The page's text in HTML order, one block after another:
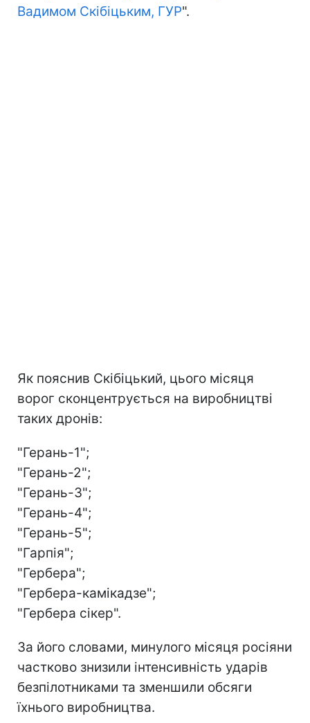
Вадимом Скібіцьким, ГУР".
Як пояснив Скібіцький, цього місяця
ворог сконцентрується на виробництві
таких дронів:
"Герань-1";
"Герань-2";
"Герань-3";
"Герань-4";
"Герань-5";
"Гарпія";
"Гербера";
"Гербера-камікадзе";
"Гербера сікер".
За його словами, минулого місяця росіяни
частково знизили інтенсивність ударів
безпілотниками та зменшили обсяги
їхнього виробництва.